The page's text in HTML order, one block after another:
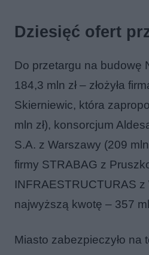
Dziesięć ofert
Do przetargu na budowę
184,3 mln zł – złożyła
Skierniewic, która
mln zł), konsorcjum
S.A. z Warszawy (209
firmy STRABAG z
INFRAESTRUCTURAS z
najwyższą kwotę – 357
Miasto zabezpieczyło na